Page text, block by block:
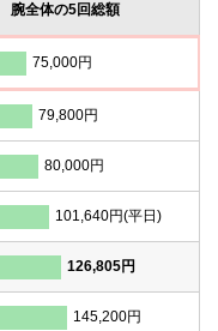
腕全体の5回総額
75,000円
79,800円
80,000円
101,640円(平日)
126,805円
145,200円